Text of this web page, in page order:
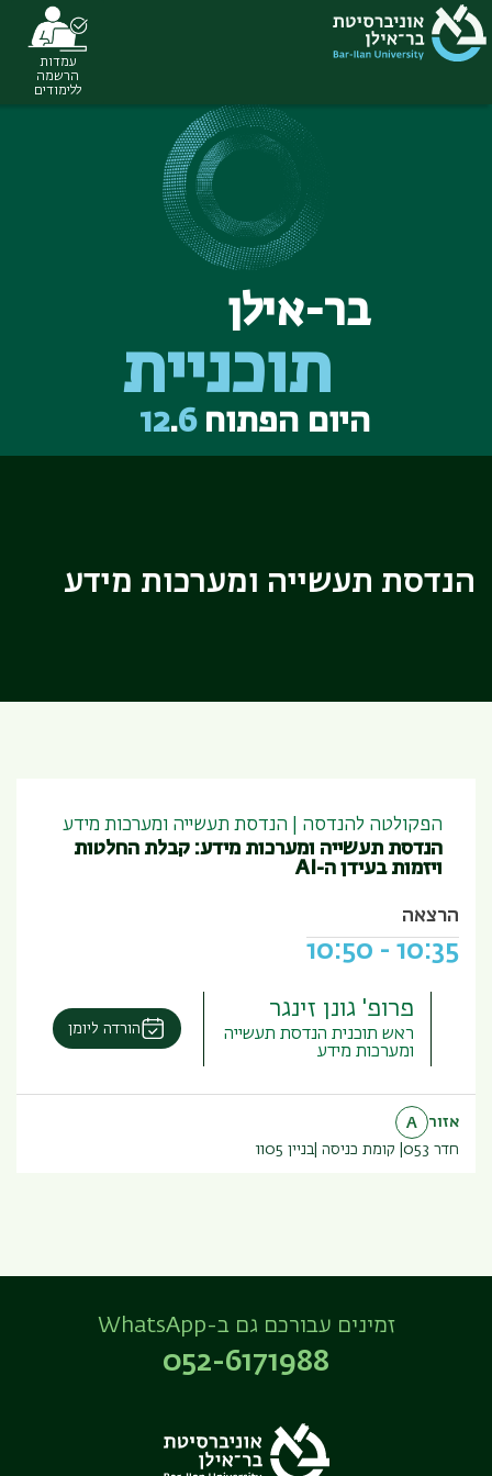
עמדות
הרשמה
ללימודים
בר-אילן
תוכניית
היום הפתוח 12.6
הנדסת תעשייה ומערכות מידע
הפקולטה להנדסה | הנדסת תעשייה ומערכות מידע
הנדסת תעשייה ומערכות מידע: קבלת החלטות
ויזמות בעידן ה-AI
הרצאה
10:35
-
10:50
פרופ' גונן זינגר
ראש תוכנית הנדסת תעשייה
ומערכות מידע
הורדה ליומן
אזור
A
חדר 053
קומת כניסה בניין 1105
זמינים עבורכם גם ב-WhatsApp
052-6171988